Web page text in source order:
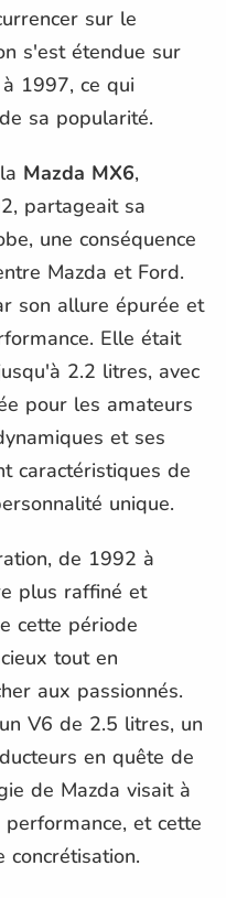
sur le
s'est étendue sur
1997, ce qui
sa popularité.
Mazda MX6,
partageait sa
une conséquence
Mazda et Ford.
son allure épurée et
Elle était
2.2 litres, avec
pour les amateurs
et ses
caractéristiques de
unique.
de 1992 à
plus raffiné et
cette période
tout en
aux passionnés.
V6 de 2.5 litres, un
en quête de
de Mazda visait à
et cette